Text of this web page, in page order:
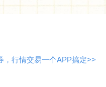
，行情交易一个APP搞定>>